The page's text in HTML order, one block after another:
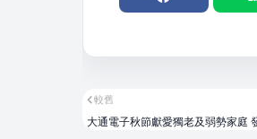
較舊
大通電子秋節獻愛獨老及弱勢家庭